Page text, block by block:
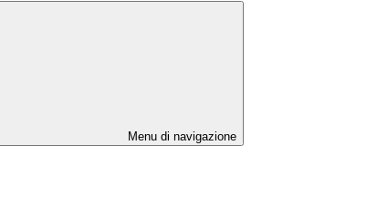
Menu di navigazione